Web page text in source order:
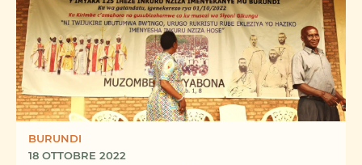
BURUNDI
18 OTTOBRE 2022